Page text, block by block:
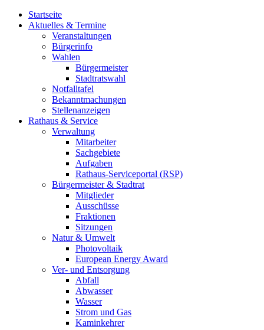
Startseite
Aktuelles & Termine
Veranstaltungen
Bürgerinfo
Wahlen
Bürgermeister
Stadtratswahl
Notfalltafel
Bekanntmachungen
Stellenanzeigen
Rathaus & Service
Verwaltung
Mitarbeiter
Sachgebiete
Aufgaben
Rathaus-Serviceportal (RSP)
Bürgermeister & Stadtrat
Mitglieder
Ausschüsse
Fraktionen
Sitzungen
Natur & Umwelt
Photovoltaik
European Energy Award
Ver- und Entsorgung
Abfall
Abwasser
Wasser
Strom und Gas
Kaminkehrer